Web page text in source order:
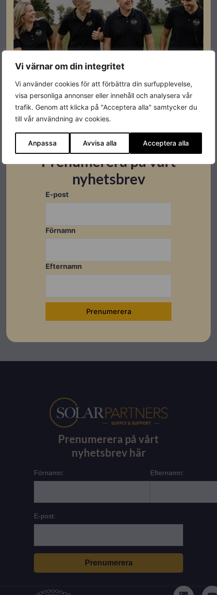
Vi värnar om din integritet
Vi använder cookies för att förbättra din surfupplevelse,
visa personliga annonser eller innehåll och analysera vår
trafik. Genom att klicka på "Acceptera alla" samtycker du
till vår användning av cookies.
Anpassa Avvisa alla Acceptera alla
Prenumerera på vårt
nyhetsbrev här
Förnamn: Efternamn:
E-post:
i
o
Prenumerera på vårt
nyhetsbrev
E-post
Förnamn
Efternamn